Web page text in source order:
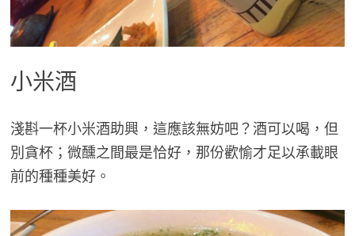
小米酒
淺斟一杯小米酒助興，這應該無妨吧？酒可以喝，但
別貪杯；微醺之間最是恰好，那份歡愉才足以承載眼
前的種種美好。